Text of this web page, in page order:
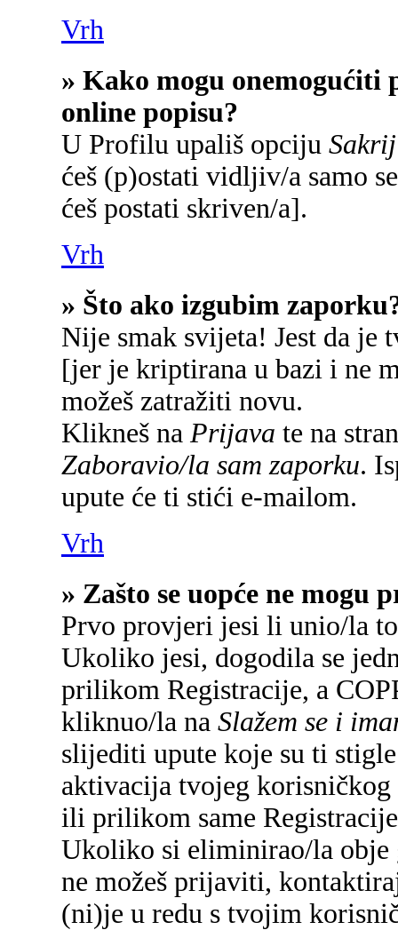
Vrh
» Kako mogu onemogućiti
online popisu?
U Profilu upališ opciju
ćeš (p)ostati vidljiv/a samo
ćeš postati skriven/a].
Vrh
» Što ako izgubim
Nije smak svijeta! Jest da je
[jer je kriptirana u bazi i ne
možeš zatražiti novu.
Klikneš na Prijava te na
Zaboravio/la sam zaporku.
upute će ti stići e-mailom.
Vrh
» Zašto se uopće ne mogu
Prvo provjeri jesi li unio/la
Ukoliko jesi, dogodila se
prilikom Registracije, a
kliknuo/la na Slažem se i
slijediti upute koje su ti
aktivacija tvojeg
ili prilikom same
Ukoliko si eliminirao/la obje
ne možeš prijaviti,
(ni)je u redu s tvojim